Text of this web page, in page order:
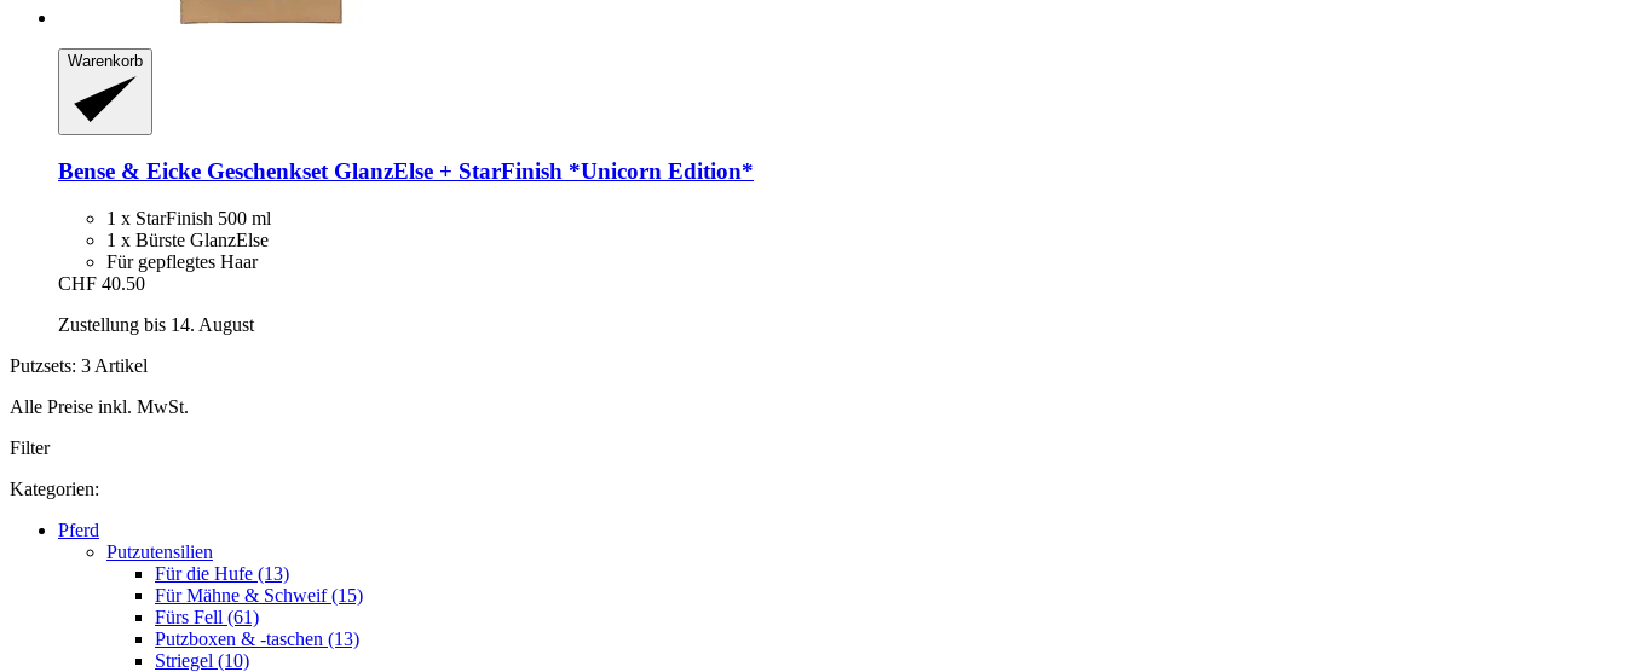
Warenkorb
Bense & Eicke Geschenkset GlanzElse + StarFinish *Unicorn Edition*
1 x StarFinish 500 ml
1 x Bürste GlanzElse
Für gepflegtes Haar
CHF 40.50
Zustellung bis 14. August
Putzsets: 3 Artikel
Alle Preise inkl. MwSt.
Filter
Kategorien:
Pferd
Putzutensilien
Für die Hufe (13)
Für Mähne & Schweif (15)
Fürs Fell (61)
Putzboxen & -taschen (13)
Striegel (10)